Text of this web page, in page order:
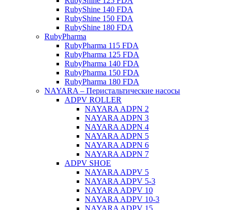
RubyShine 140 FDA
RubyShine 150 FDA
RubyShine 180 FDA
RubyPharma
RubyPharma 115 FDA
RubyPharma 125 FDA
RubyPharma 140 FDA
RubyPharma 150 FDA
RubyPharma 180 FDA
NAYARA – Перистальтические насосы
ADPV ROLLER
NAYARA ADPN 2
NAYARA ADPN 3
NAYARA ADPN 4
NAYARA ADPN 5
NAYARA ADPN 6
NAYARA ADPN 7
ADPV SHOE
ΝAYARA ADPV 5
NAYARA ADPV 5-3
NAYARA ADPV 10
NAYARA ADPV 10-3
NAYARA ADPV 15